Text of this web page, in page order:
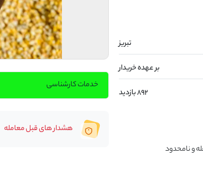
تبریز
بر عهده خریدار
892 بازدید
خدمات کارشناسی
هشدار های قبل معامله